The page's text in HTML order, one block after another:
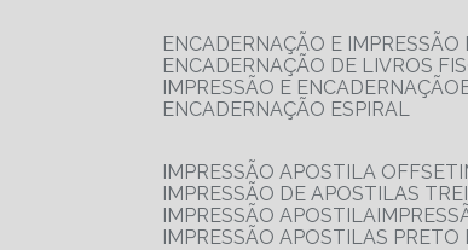
ENCADERNAÇÃO E IMPRESSÃO
ENCADERNAÇÃO DE LIVROS
IMPRESSÃO E ENCADERNAÇÃO
ENCADERNAÇÃO ESPIRAL
IMPRESSÃO APOSTILA OFFSET
IMPRESSÃO DE APOSTILAS
IMPRESSÃO APOSTILA
IMPRESSÃO APOSTILAS PRETO